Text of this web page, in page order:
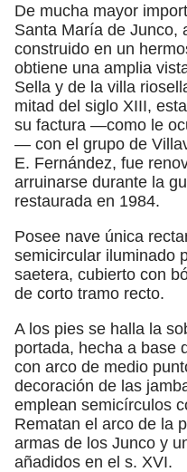
De mucha mayor
Santa María de Junco,
construido en un
obtiene una amplia
Sella y de la villa
mitad del siglo XIII,
su factura —como le
— con el grupo de
E. Fernández, fue
arruinarse durante la
restaurada en 1984.
Posee nave única
semicircular iluminado
saetera, cubierto con
de corto tramo recto.
A los pies se halla la
portada, hecha a base
con arco de medio
decoración de las
emplean semicírculos
Rematan el arco de la
armas de los Junco y
añadidos en el s. XVI.